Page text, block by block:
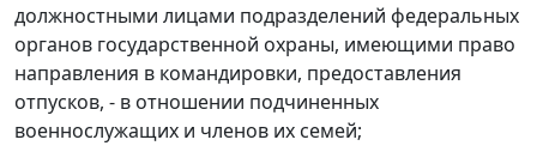
должностными лицами подразделений федеральных
органов государственной охраны, имеющими право
направления в командировки, предоставления
отпусков, - в отношении подчиненных
военнослужащих и членов их семей;